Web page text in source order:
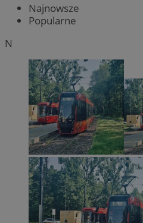
Najnowsze
Popularne
N